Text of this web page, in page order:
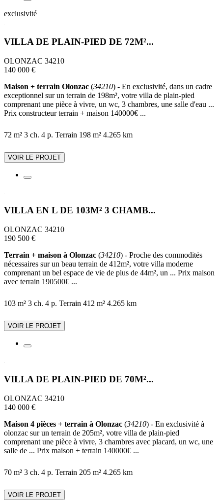
exclusivité
VILLA DE PLAIN-PIED DE 72M²...
OLONZAC 34210
140 000 €
Maison + terrain Olonzac (34210) - En exclusivité, dans un cadre
exceptionnel sur un terrain de 198m², votre villa de plain-pied
comprenant une pièce à vivre, un wc, 3 chambres, une salle d'eau ...
Prix constructeur terrain + maison 140000€ ...
72 m² 3 ch. 4 p. Terrain 198 m² 4.265 km
VOIR LE PROJET
VILLA EN L DE 103M² 3 CHAMB...
OLONZAC 34210
190 500 €
Terrain + maison à Olonzac (34210) - Proche des commodités
nécessaires sur un beau terrain de 412m², votre villa moderne
comprenant un bel espace de vie de plus de 44m², un ... Prix maison
avec terrain 190500€ ...
103 m² 3 ch. 4 p. Terrain 412 m² 4.265 km
VOIR LE PROJET
VILLA DE PLAIN-PIED DE 70M²...
OLONZAC 34210
140 000 €
Maison 4 pièces + terrain à Olonzac (34210) - En exclusivité à
olonzac sur un terrain de 205m², votre villa de plain-pied
comprenant une pièce à vivre, 3 chambres avec placard, un wc, une
salle de ... Prix maison + terrain 140000€ ...
70 m² 3 ch. 4 p. Terrain 205 m² 4.265 km
VOIR LE PROJET